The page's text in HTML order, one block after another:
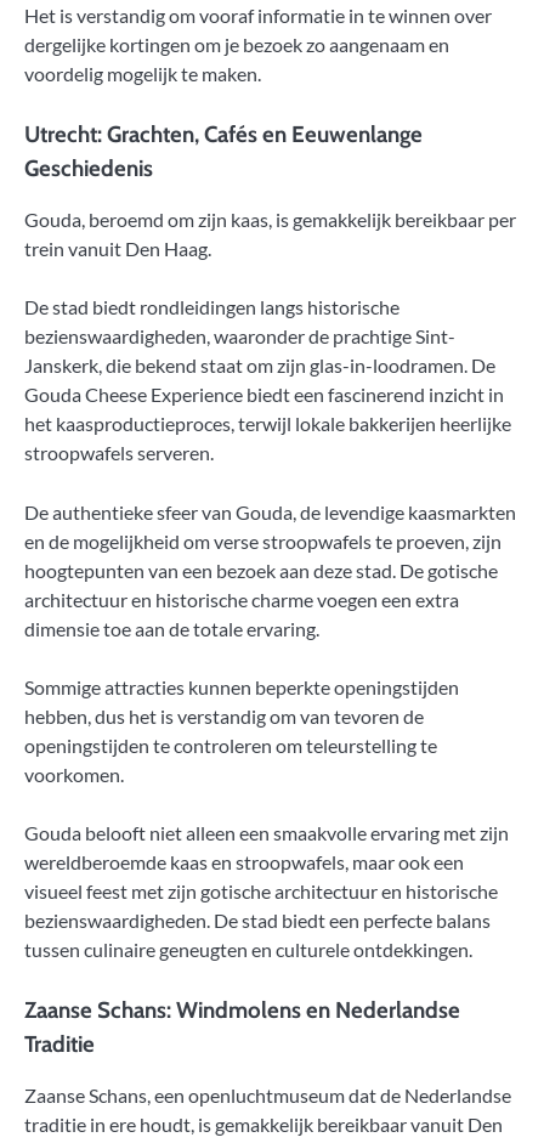
Het is verstandig om vooraf informatie in te winnen over
dergelijke kortingen om je bezoek zo aangenaam en
voordelig mogelijk te maken.
Utrecht: Grachten, Cafés en Eeuwenlange
Geschiedenis
Gouda, beroemd om zijn kaas, is gemakkelijk bereikbaar per
trein vanuit Den Haag.
De stad biedt rondleidingen langs historische
bezienswaardigheden, waaronder de prachtige Sint-
Janskerk, die bekend staat om zijn glas-in-loodramen. De
Gouda Cheese Experience biedt een fascinerend inzicht in
het kaasproductieproces, terwijl lokale bakkerijen heerlijke
stroopwafels serveren.
De authentieke sfeer van Gouda, de levendige kaasmarkten
en de mogelijkheid om verse stroopwafels te proeven, zijn
hoogtepunten van een bezoek aan deze stad. De gotische
architectuur en historische charme voegen een extra
dimensie toe aan de totale ervaring.
Sommige attracties kunnen beperkte openingstijden
hebben, dus het is verstandig om van tevoren de
openingstijden te controleren om teleurstelling te
voorkomen.
Gouda belooft niet alleen een smaakvolle ervaring met zijn
wereldberoemde kaas en stroopwafels, maar ook een
visueel feest met zijn gotische architectuur en historische
bezienswaardigheden. De stad biedt een perfecte balans
tussen culinaire geneugten en culturele ontdekkingen.
Zaanse Schans: Windmolens en Nederlandse
Traditie
Zaanse Schans, een openluchtmuseum dat de Nederlandse
traditie in ere houdt, is gemakkelijk bereikbaar vanuit Den